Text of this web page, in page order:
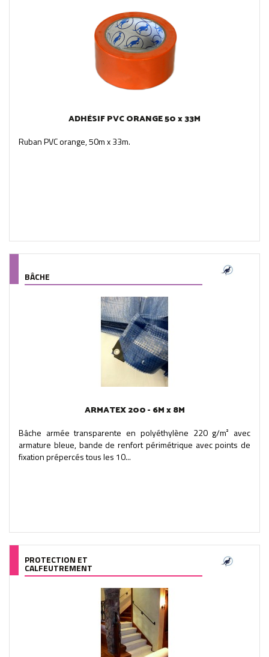
ADHÉSIF PVC ORANGE 50 x 33M
Ruban PVC orange, 50m x 33m.
BÂCHE
ARMATEX 200 - 6M x 8M
Bâche armée transparente en polyéthylène 220 g/m² avec
armature bleue, bande de renfort périmétrique avec points de
fixation prépercés tous les 10...
PROTECTION ET
CALFEUTREMENT